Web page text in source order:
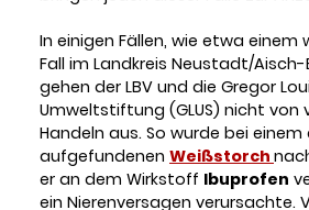
In einigen Fällen, wie etwa einem
Fall im Landkreis Neustadt/
gehen der LBV und die Gregor
Umweltstiftung (GLUS) nicht von
Handeln aus. So wurde bei
aufgefundenen Weißstorch
er an dem Wirkstoff Ibuprofen
ein Nierenversagen verursachte.